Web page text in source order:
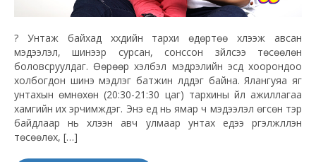
? Унтаж байхад хүүхдийн тархи өдөртөө хүлээж авсан
мэдээлэл, шинээр сурсан, сонссон зүйлсээ төсөөлөн
боловсруулдаг. Өөрөөр хэлбэл мэдрэлийн эсүүд хоорондоо
холбогдон шинэ мэдлэг батжин үлддэг байна. Ялангуяа яг
унтахын өмнөхөн (20:30-21:30 цаг) тархины үйл ажиллагаа
хамгийн их эрчимждэг. Энэ үед нь ямар ч мэдээлэл өгсөн тэр
байдлаар нь хүлээн авч улмаар унтах үедээ үргэлжлүүлэн
төсөөлөх, […]